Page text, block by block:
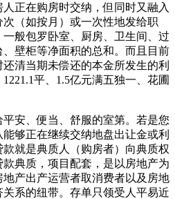
正在购房时交纳，但同时又融入
（如按月）或一次性地发给职
般包罗卧室、厨房、卫生间、过
壁柜等净面积的总和。而且目前
清当期未偿还的本金所发生的利
平、1.5亿元满五独一、花圃
安、便当、舒服的室第。若是您
够正在继续交纳地盘出让金或利
就是典质人（购房者）向典质权
典质，项目配套，是以房地产为
产出产运营者取消费者以及房地
系的纽带。存单只领受人平易近